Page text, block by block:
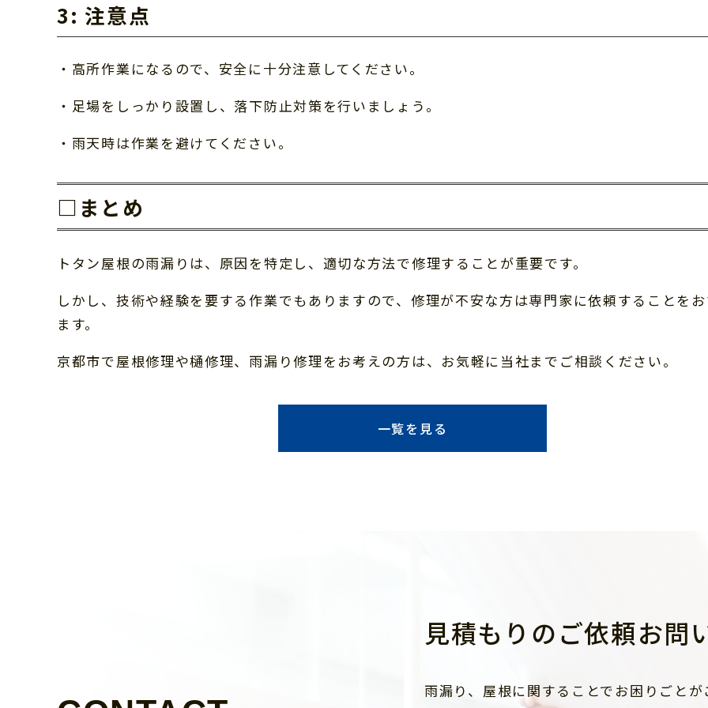
3: 注意点
・高所作業になるので、安全に十分注意してください。
・足場をしっかり設置し、落下防止対策を行いましょう。
・雨天時は作業を避けてください。
□まとめ
トタン屋根の雨漏りは、原因を特定し、適切な方法で修理することが重要です。
しかし、技術や経験を要する作業でもありますので、修理が不安な方は専門家に依頼することを
ます。
京都市で屋根修理や樋修理、雨漏り修理をお考えの方は、お気軽に当社までご相談ください。
一覧を見る
見積もりのご依頼お問
雨漏り、屋根に関することでお困りごと